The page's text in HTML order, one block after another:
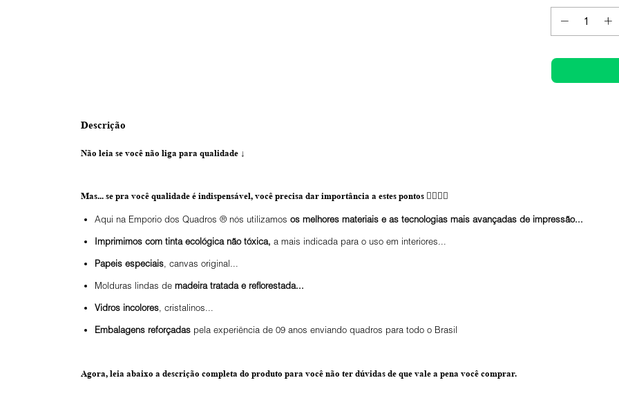
Descrição
Não leia se você não liga para qualidade ↓
Mas... se pra você qualidade é indispensável, você precisa dar importância a estes pontos 👇🏼👇🏼
Aqui na Emporio dos Quadros ® nós utilizamos os melhores materiais e as tecnologias mais avançadas de impressão...
Imprimimos com tinta ecológica não tóxica, a mais indicada para o uso em interiores...
Papeis especiais, canvas original...
Molduras lindas de madeira tratada e reflorestada...
Vidros incolores, cristalinos...
Embalagens reforçadas pela experiência de 09 anos enviando quadros para todo o Brasil
Agora, leia abaixo a descrição completa do produto para você não ter dúvidas de que vale a pena você comprar.